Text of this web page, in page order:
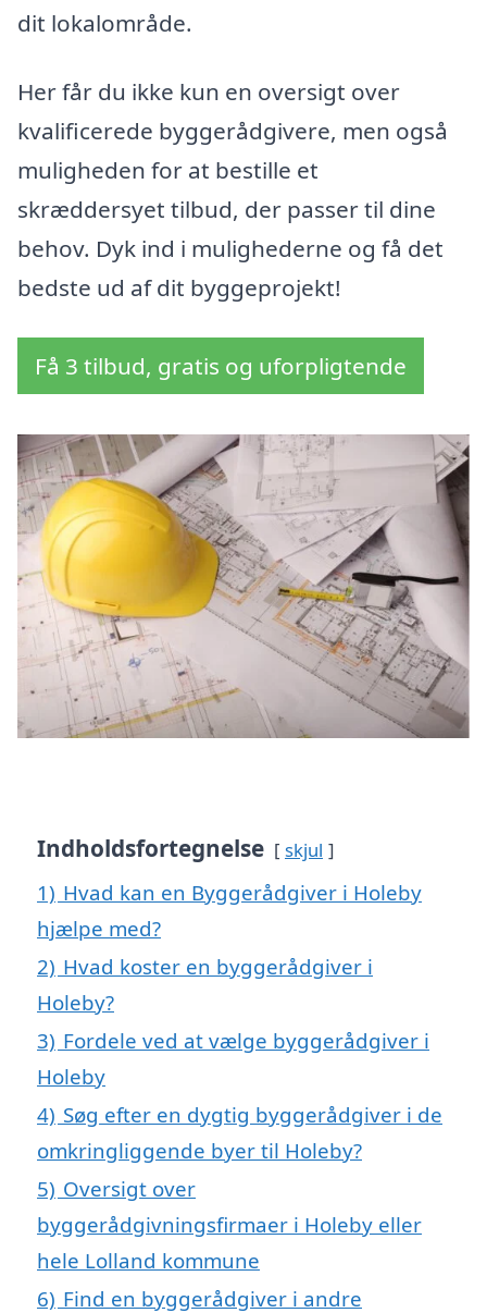
dit lokalområde.
Her får du ikke kun en oversigt over
kvalificerede byggerådgivere, men også
muligheden for at bestille et
skræddersyet tilbud, der passer til dine
behov. Dyk ind i mulighederne og få det
bedste ud af dit byggeprojekt!
Få 3 tilbud, gratis og uforpligtende
Indholdsfortegnelse skjul
1) Hvad kan en Byggerådgiver i Holeby
hjælpe med?
2) Hvad koster en byggerådgiver i
Holeby?
3) Fordele ved at vælge byggerådgiver i
Holeby
4) Søg efter en dygtig byggerådgiver i de
omkringliggende byer til Holeby?
5) Oversigt over
byggerådgivningsfirmaer i Holeby eller
hele Lolland kommune
6) Find en byggerådgiver i andre